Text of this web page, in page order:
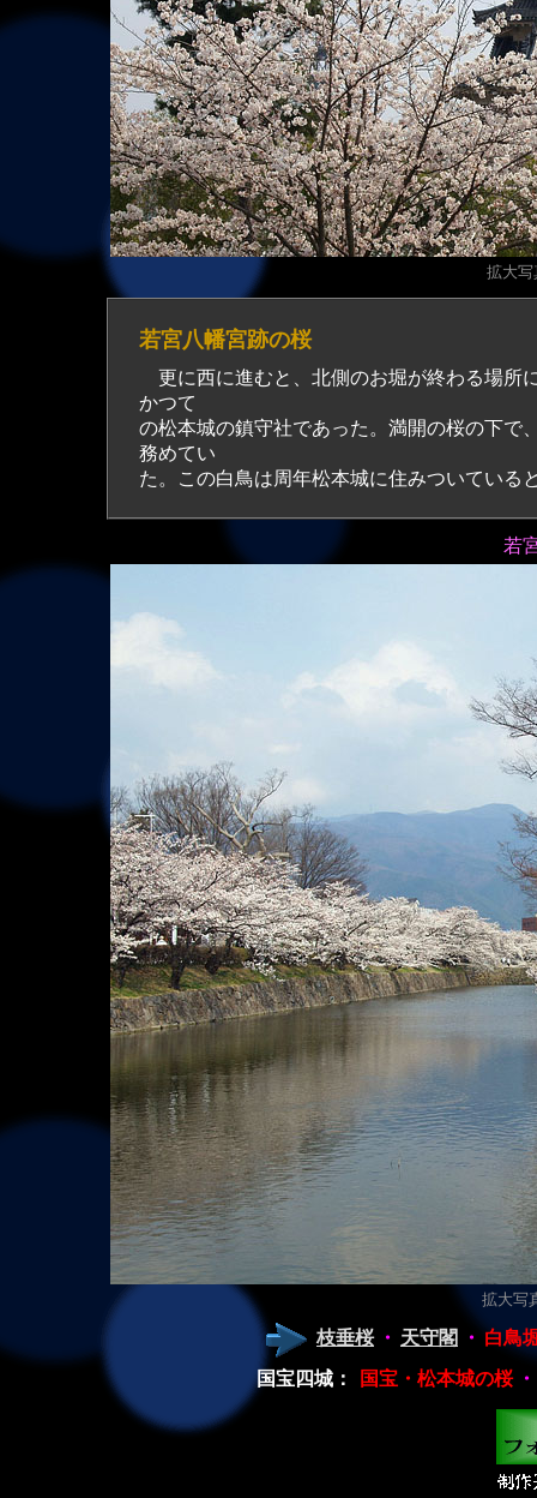
拡大写
若宮八幡宮跡の桜
更に西に進むと、北側のお堀が終わる場所
かつて
の松本城の鎮守社であった。満開の桜の下で
務めてい
た。この白鳥は周年松本城に住みついている
若
拡大写
枝垂桜 ・ 天守閣 ・ 白鳥
国宝四城：
国宝・松本城の桜 ・